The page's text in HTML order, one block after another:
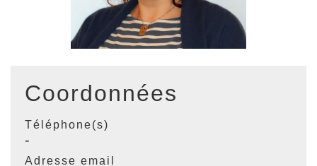
Coordonnées
Téléphone(s)
-
Adresse email